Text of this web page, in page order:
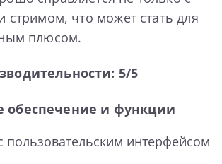
стримом, что может стать для
плюсом.
5/5
обеспечение и функции
пользовательским интерфейсом